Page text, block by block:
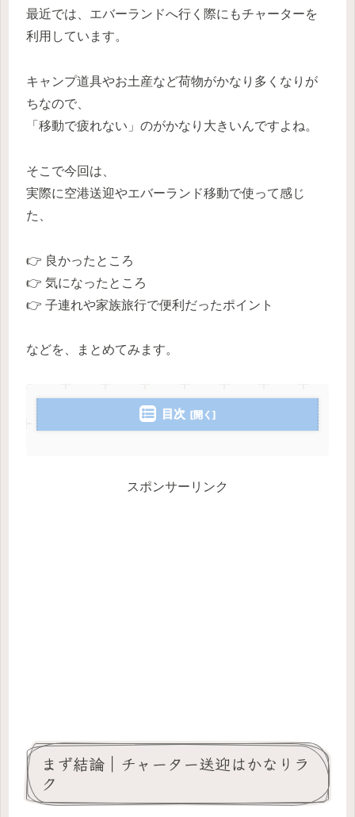
最近では、エバーランドへ行く際にもチャーターを
利用しています。
キャンプ道具やお土産など荷物がかなり多くなりが
ちなので、
「移動で疲れない」のがかなり大きいんですよね。
そこで今回は、
実際に空港送迎やエバーランド移動で使って感じ
た、
👉 良かったところ
👉 気になったところ
👉 子連れや家族旅行で便利だったポイント
などを、まとめてみます。
目次
スポンサーリンク
まず結論｜チャーター送迎はかなりラ
ク